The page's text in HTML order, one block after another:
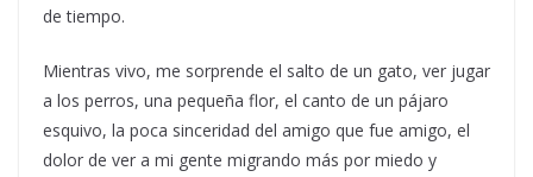
de tiempo.
Mientras vivo, me sorprende el salto de un gato, ver jugar
a los perros, una pequeña flor, el canto de un pájaro
esquivo, la poca sinceridad del amigo que fue amigo, el
dolor de ver a mi gente migrando más por miedo y